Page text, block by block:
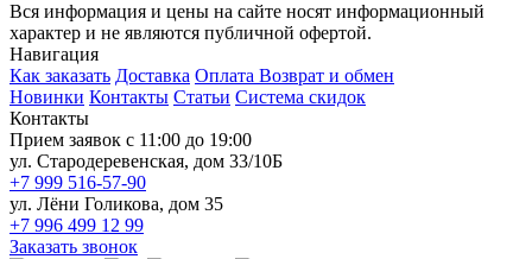
Вся информация и цены на сайте носят информационный
характер и не являются публичной офертой.
Навигация
Как заказать Доставка Оплата Возврат и обмен
Новинки Контакты Статьи Система скидок
Контакты
Прием заявок с 11:00 до 19:00
ул. Стародеревенская, дом 33/10Б
+7 999 516-57-90
ул. Лёни Голикова, дом 35
+7 996 499 12 99
Заказать звонок